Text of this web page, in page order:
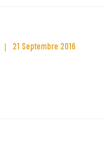
21 Septembre 2016